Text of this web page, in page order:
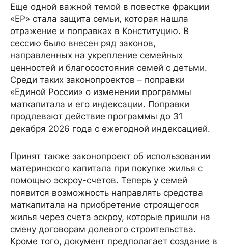
Еще одной важной темой в повестке фракции
«ЕР» стала защита семьи, которая нашла
отражение и поправках в Конституцию. В
сессию было внесен ряд законов,
направленных на укрепление семейных
ценностей и благосостояния семей с детьми.
Среди таких законопроектов – поправки
«Единой России» о изменении программы
маткапитала и его индексации. Поправки
продлевают действие программы до 31
декабря 2026 года с ежегодной индексацией.
Принят также законопроект об использовании
материнского капитала при покупке жилья с
помощью эскроу-счетов. Теперь у семей
появится возможность направлять средства
маткапитала на приобретение строящегося
жилья через счета эскроу, которые пришли на
смену договорам долевого строительства.
Кроме того, документ предполагает создание в